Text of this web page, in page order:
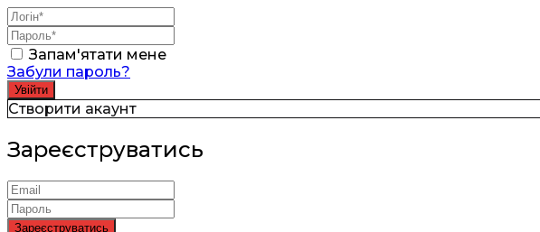
Запам'ятати мене
Забули пароль?
Створити акаунт
Зареєструватись